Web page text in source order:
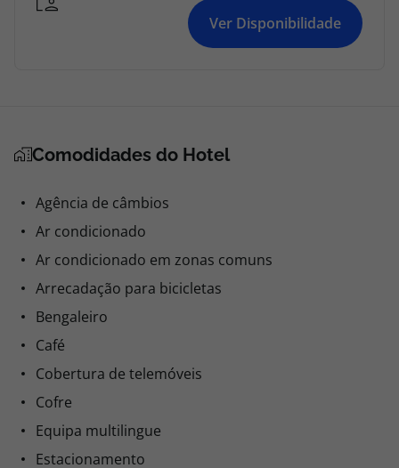
Ver Disponibilidade
Comodidades do Hotel
Agência de câmbios
Ar condicionado
Ar condicionado em zonas comuns
Arrecadação para bicicletas
Bengaleiro
Café
Cobertura de telemóveis
Cofre
Equipa multilingue
Estacionamento